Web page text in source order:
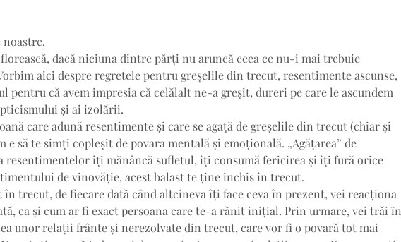
dacă niciuna dintre părți nu aruncă ceea ce nu-i mai trebuie
aici despre regretele pentru greșelile din trecut, resentimente ascunse,
pentru că avem impresia că celălalt ne-a greșit, dureri pe care le ascundem
și ai izolării.
care adună resentimente și care se agață de greșelile din trecut (chiar și
e să te simți copleșit de povara mentală și emoțională. „Agățarea” de
resentimentelor îți mănâncă sufletul, îți consumă fericirea și îți fură orice
de vinovăție, acest balast te ține închis în trecut.
trecut, de fiecare dată când altcineva îți face ceva în prezent, vei reacționa
ca și cum ar fi exact persoana care te-a rănit inițial. Prin urmare, vei trăi în
unor relații frânte și nerezolvate din trecut, care vor fi o povară tot mai